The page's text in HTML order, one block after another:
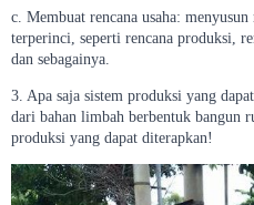
c. Membuat rencana usaha: menyusun
terperinci, seperti rencana produksi,
dan sebagainya.
3. Apa saja sistem produksi yang
dari bahan limbah berbentuk bangun
produksi yang dapat diterapkan!